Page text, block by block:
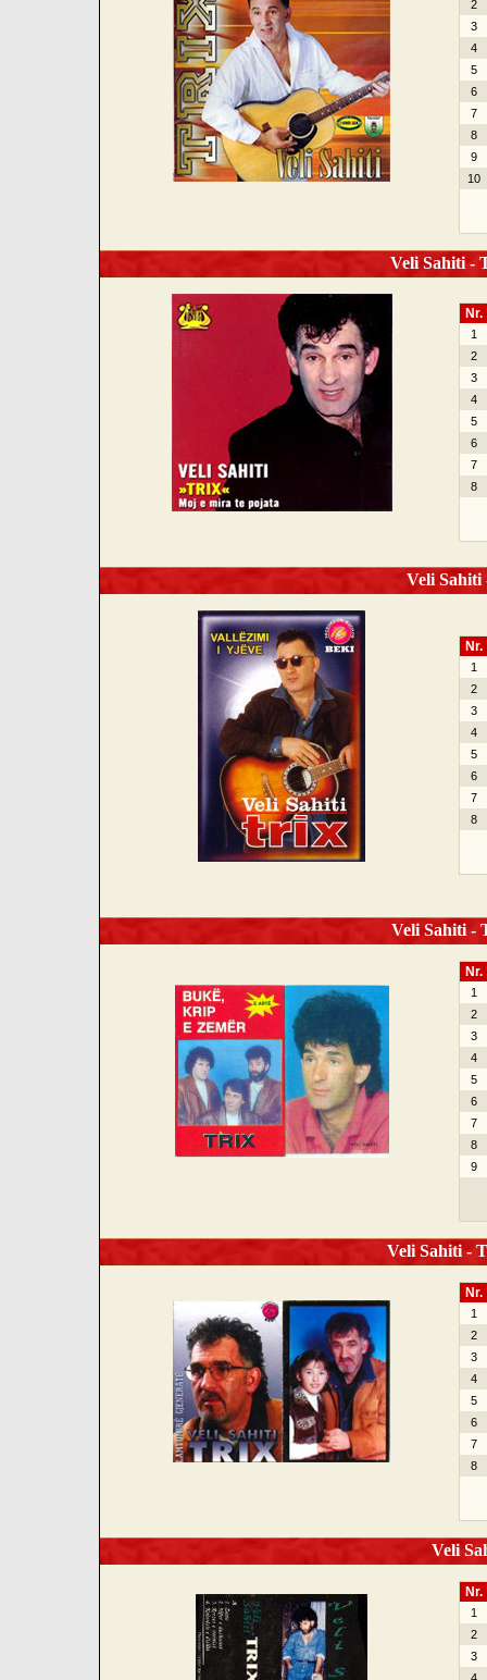
2
3
4
5
6
7
8
9
10
Veli Sahiti -
Nr.
1
2
3
4
5
6
7
8
Veli
Nr.
1
2
3
4
5
6
7
8
Veli Sahiti -
Nr.
1
2
3
4
5
6
7
8
9
Veli Sahiti -
Nr.
1
2
3
4
5
6
7
8
Veli
Nr.
1
2
3